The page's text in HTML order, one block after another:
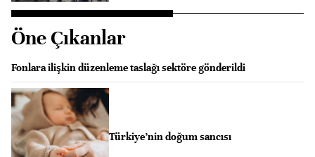
Öne Çıkanlar
Fonlara ilişkin düzenleme taslağı sektöre gönderildi
Türkiye’nin doğum sancısı